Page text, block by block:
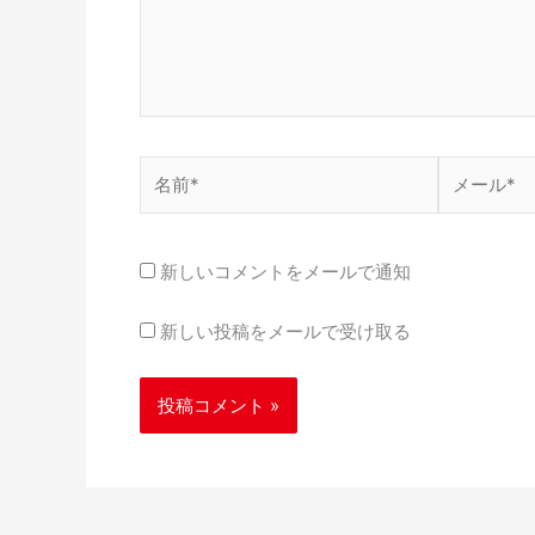
前
ー
新しいコメントをメールで通知
新しい投稿をメールで受け取る